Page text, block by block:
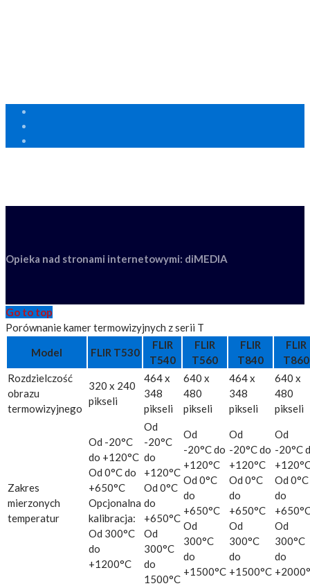
Opieka nad stronami internetowymi: diMEDIA
Go to top
Porównanie kamer termowizyjnych z serii T
Model
FLIR T530
FLIR
T540
FLIR
T560
FLIR
T840
FLIR
T860
Rozdzielczość
obrazu
termowizyjnego
320 x 240
pikseli
464 x
348
pikseli
640 x
480
pikseli
464 x
348
pikseli
640 x
480
pikseli
Zakres
mierzonych
temperatur
Od -20°C
do +120°C
Od 0°C do
+650°C
Opcjonalna
kalibracja:
Od 300°C
do
+1200°C
Od
-20°C
do
+120°C
Od 0°C
do
+650°C
Od
300°C
do
1500°C
Od
-20°C do
+120°C
Od 0°C
do
+650°C
Od
300°C
do
+1500°C
Od
-20°C do
+120°C
Od 0°C
do
+650°C
Od
300°C
do
+1500°C
Od
-20°C
Od 0°C
do
Od
300°C
do